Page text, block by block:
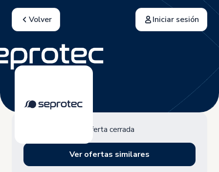
Volver Iniciar sesión
Oferta cerrada
Ver ofertas similares